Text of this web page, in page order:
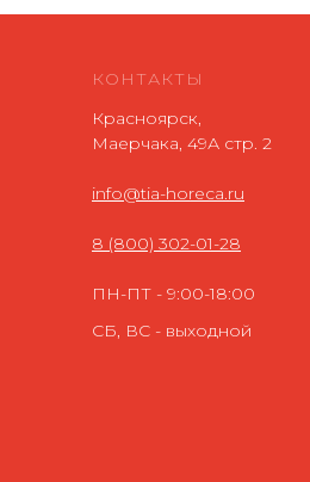
КОНТАКТЫ
Красноярск,
Маерчака, 49А стр. 2
info@tia-horeca.ru
8 (800) 302-01-28
ПН-ПТ - 9:00-18:00
СБ, ВС - выходной